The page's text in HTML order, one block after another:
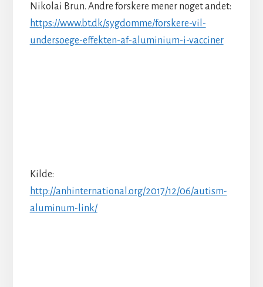
Nikolai Brun. Andre forskere mener noget andet:
https://www.bt.dk/sygdomme/forskere-vil-
undersoege-effekten-af-aluminium-i-vacciner
Kilde:
http://anhinternational.org/2017/12/06/autism-
aluminum-link/